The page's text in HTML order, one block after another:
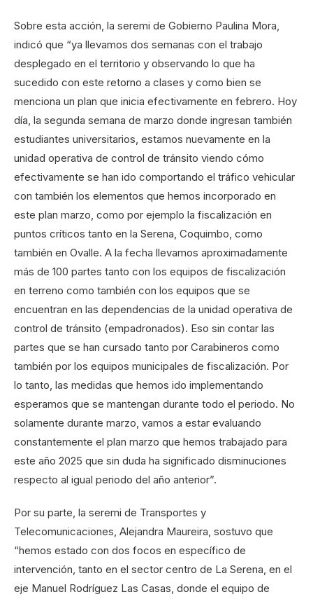
Sobre esta acción, la seremi de Gobierno Paulina Mora,
indicó que “ya llevamos dos semanas con el trabajo
desplegado en el territorio y observando lo que ha
sucedido con este retorno a clases y como bien se
menciona un plan que inicia efectivamente en febrero. Hoy
día, la segunda semana de marzo donde ingresan también
estudiantes universitarios, estamos nuevamente en la
unidad operativa de control de tránsito viendo cómo
efectivamente se han ido comportando el tráfico vehicular
con también los elementos que hemos incorporado en
este plan marzo, como por ejemplo la fiscalización en
puntos críticos tanto en la Serena, Coquimbo, como
también en Ovalle. A la fecha llevamos aproximadamente
más de 100 partes tanto con los equipos de fiscalización
en terreno como también con los equipos que se
encuentran en las dependencias de la unidad operativa de
control de tránsito (empadronados). Eso sin contar las
partes que se han cursado tanto por Carabineros como
también por los equipos municipales de fiscalización. Por
lo tanto, las medidas que hemos ido implementando
esperamos que se mantengan durante todo el periodo. No
solamente durante marzo, vamos a estar evaluando
constantemente el plan marzo que hemos trabajado para
este año 2025 que sin duda ha significado disminuciones
respecto al igual periodo del año anterior”.
Por su parte, la seremi de Transportes y
Telecomunicaciones, Alejandra Maureira, sostuvo que
“hemos estado con dos focos en específico de
intervención, tanto en el sector centro de La Serena, en el
eje Manuel Rodríguez Las Casas, donde el equipo de